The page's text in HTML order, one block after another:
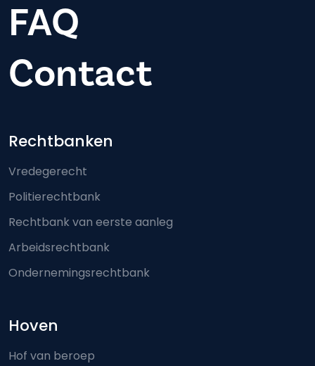
FAQ
Contact
Footer-menu
Rechtbanken
Vredegerecht
Politierechtbank
Rechtbank van eerste aanleg
Arbeidsrechtbank
Ondernemingsrechtbank
Hoven
Hof van beroep